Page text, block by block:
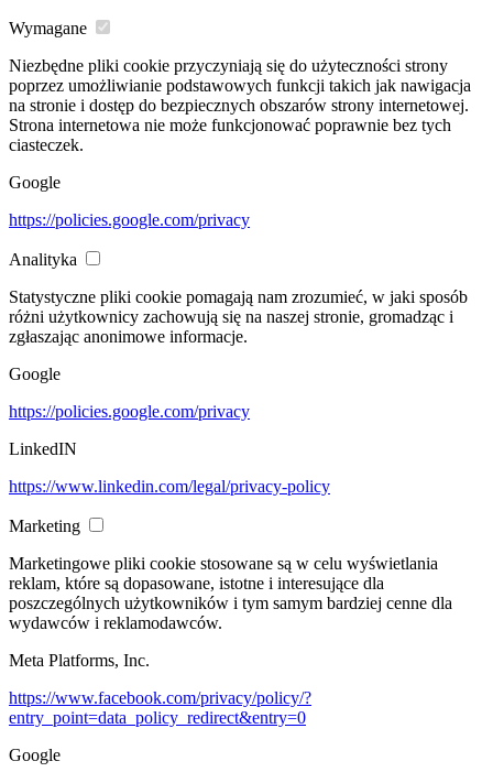
Wymagane
Niezbędne pliki cookie przyczyniają się do użyteczności strony
poprzez umożliwianie podstawowych funkcji takich jak nawigacja
na stronie i dostęp do bezpiecznych obszarów strony internetowej.
Strona internetowa nie może funkcjonować poprawnie bez tych
ciasteczek.
Google
https://policies.google.com/privacy
Analityka
Statystyczne pliki cookie pomagają nam zrozumieć, w jaki sposób
różni użytkownicy zachowują się na naszej stronie, gromadząc i
zgłaszając anonimowe informacje.
Google
https://policies.google.com/privacy
LinkedIN
https://www.linkedin.com/legal/privacy-policy
Marketing
Marketingowe pliki cookie stosowane są w celu wyświetlania
reklam, które są dopasowane, istotne i interesujące dla
poszczególnych użytkowników i tym samym bardziej cenne dla
wydawców i reklamodawców.
Meta Platforms, Inc.
https://www.facebook.com/privacy/policy/?
entry_point=data_policy_redirect&entry=0
Google